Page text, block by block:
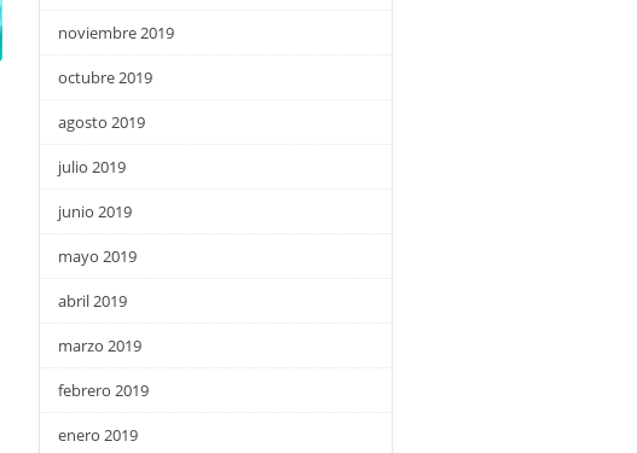
noviembre 2019
octubre 2019
agosto 2019
julio 2019
junio 2019
mayo 2019
abril 2019
marzo 2019
febrero 2019
enero 2019